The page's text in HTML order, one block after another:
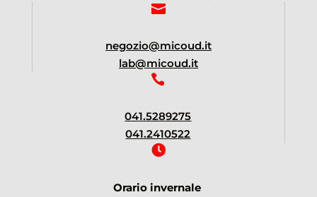

negozio@micoud.it
lab@micoud.it

041.5289275
041.2410522

Orario invernale